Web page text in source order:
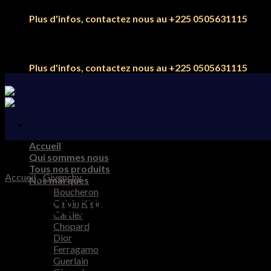
Plus d'infos, contactez nous au +225 0505631115
Plus d'infos, contactez nous au +225 0505631115
Accueil
Qui sommes nous
Tous nos produits
Nos marques
Boucheron
Calvin Klein
Cartier
Chopard
Dior
Ferragamo
Guerlain
Accueil/Givenchy
IRRÉSISTIBLE NUDE VELVET